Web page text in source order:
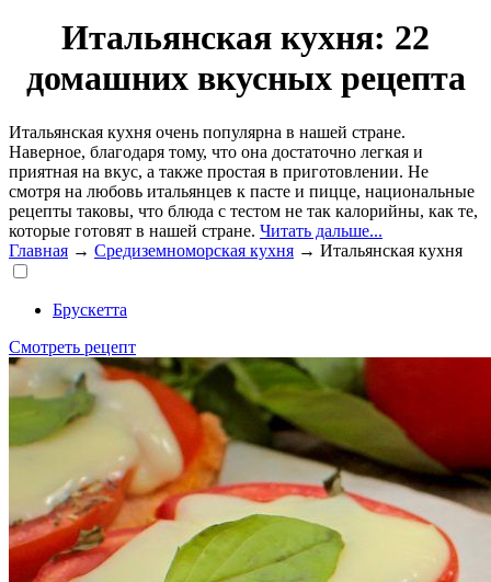
Итальянская кухня: 22
домашних вкусных рецепта
Итальянская кухня очень популярна в нашей стране.
Наверное, благодаря тому, что она достаточно легкая и
приятная на вкус, а также простая в приготовлении. Не
смотря на любовь итальянцев к пасте и пицце, национальные
рецепты таковы, что блюда с тестом не так калорийны, как те,
которые готовят в нашей стране. Читать дальше...
Главная → Средиземноморская кухня → Итальянская кухня
Брускетта
Смотреть рецепт